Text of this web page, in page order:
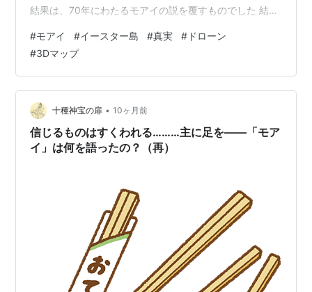
結果は、70年にわたるモアイの説を覆すものでした 結果
も存在せず、モアイはそれぞれ独自のスタイル、道具、
彫像を持つ30の工房が隣り合って作業しているだけでし
た。 上から押し付けられた標準化の痕跡は見当たりませ
ん。作業や資源を分配する階層構造の証拠もありませ
ん。作業区域は自然の境界線のみで区切られており、そ
れぞれが自給…
#モアイ #イースター島 #真実 # ドローン
#3Dマップ
十種神宝の扉 • 10ヶ月前
信じるものはすくわれる………主に足を――「モア
イ」は何を語ったの？（再）